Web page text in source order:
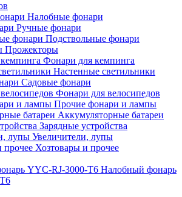
Налобные фонари
Ручные фонари
Подствольные фонари
Прожекторы
Фонари для кемпинга
Настенные светильники
Садовые фонари
Фонари для велосипедов
Прочие фонари и лампы
Аккумуляторные батареи
Зарядные устройства
Увеличители, лупы
Хозтовары и прочее
Налобный фонарь